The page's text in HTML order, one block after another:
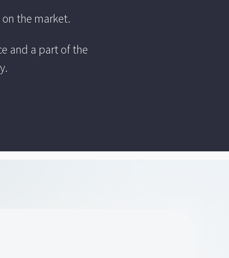
on the market.
and a part of the